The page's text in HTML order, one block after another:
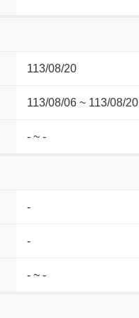
113/08/20
113/08/06 ~ 113/08/20
- ~ -
-
-
- ~ -